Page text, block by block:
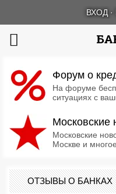
ВХОД ·
Форум о
На форуме
ситуациях с
Московские
Московские
Москве и
ОТЗЫВЫ О БАНКАХ